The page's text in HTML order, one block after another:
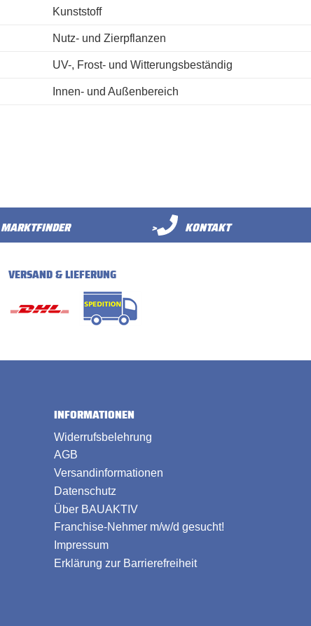
Kunststoff
Nutz- und Zierpflanzen
UV-, Frost- und Witterungsbeständig
Innen- und Außenbereich
MARKTFINDER > KONTAKT
VERSAND & LIEFERUNG
INFORMATIONEN
Widerrufsbelehrung
AGB
Versandinformationen
Datenschutz
Über BAUAKTIV
Franchise-Nehmer m/w/d gesucht!
Impressum
Erklärung zur Barrierefreiheit